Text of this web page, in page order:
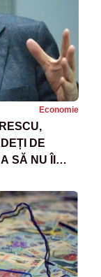
Economie
DE
SĂ NU ÎI